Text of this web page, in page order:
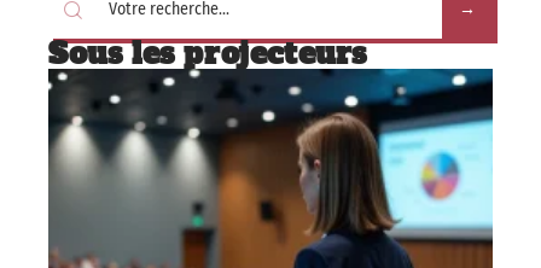
Sous les projecteurs